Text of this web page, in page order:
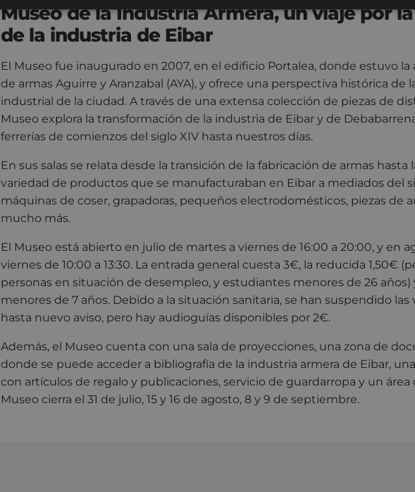
Museo de la Industria Armera, un viaje por
de la industria de Eibar
El Museo fue inaugurado en 2007, en el edificio Portalea, donde estuvo la
de armas Aguirre y Aranzabal (AYA), y ofrece una perspectiva histórica de
industrial de la ciudad. A través de una extensa colección de piezas de
Museo explora la transformación de la industria de Eibar y de
ferrerías de comienzos del siglo XIV hasta nuestros días.
En sus salas se relata desde la transición de la fabricación de armas hasta
variedad de productos que se manufacturaban en Eibar a mediados del
máquinas de coser, grapadoras, pequeños electrodomésticos, piezas de
mucho más.
El Museo está abierto en julio de martes a viernes de 16:00 a 20:00, y en
viernes de 10:00 a 13:30. La entrada general cuesta 3€, la reducida 1,50€
personas en situación de desempleo, y estudiantes menores de 26 años)
menores de 7 años. Debido a la situación sanitaria, se han suspendido las
hasta nuevo aviso, pero hay audioguías disponibles por 2€.
Además, el Museo cuenta con una sala de proyecciones, una zona de
donde se puede acceder a bibliografía de la industria armera de Eibar,
con artículos de regalo y publicaciones, servicio de guardarropa y un área
Museo cierra el 31 de julio, 15 y 16 de agosto, 8 y 9 de septiembre.